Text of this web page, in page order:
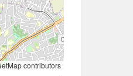
contributors